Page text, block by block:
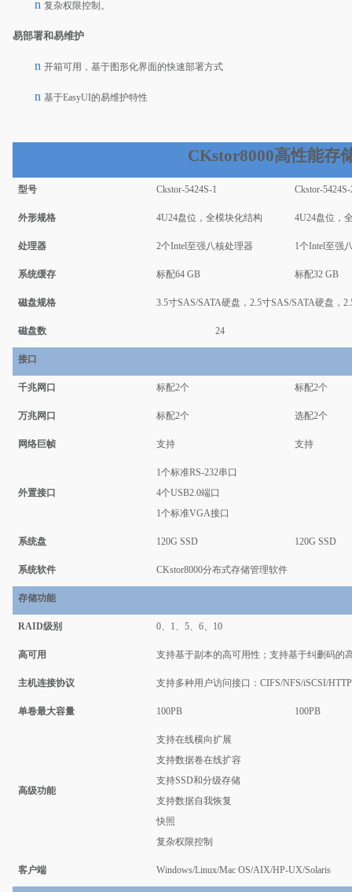
n 复杂权限控制。
易部署和易维护
n 开箱可用，基于图形化界面的快速部署方式
n 基于EasyUI的易维护特性
CKstor8000高性能存
型号 Ckstor-5424S-1 Ckstor-5424S-
外形规格 4U24盘位，全模块化结构 4U24盘位，
处理器 2个Intel至强八核处理器 1个Intel至强
系统缓存 标配64 GB 标配32 GB
磁盘规格 3.5寸SAS/SATA硬盘，2.5寸SAS/SATA硬盘，
磁盘数 24
接口
千兆网口 标配2个 标配2个
万兆网口 标配2个 选配2个
网络巨帧 支持 支持
外置接口
1个标准RS-232串口
4个USB2.0端口
1个标准VGA接口
系统盘 120G SSD 120G SSD
系统软件 CKstor8000分布式存储管理软件
存储功能
RAID级别 0、1、5、6、10
高可用 支持基于副本的高可用性；支持基于纠删码的
主机连接协议 支持多种用户访问接口：CIFS/NFS/iSCSI/
单卷最大容量 100PB 100PB
高级功能
支持在线横向扩展
支持数据卷在线扩容
支持SSD和分级存储
支持数据自我恢复
快照
复杂权限控制
客户端 Windows/Linux/Mac OS/AIX/HP-UX/Solaris